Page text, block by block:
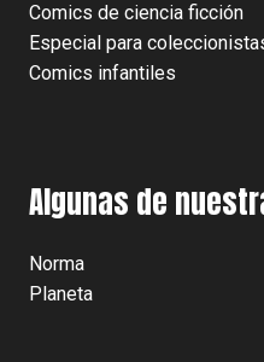
Comics de ciencia ficción
Especial para
Comics infantiles
Algunas de
Norma
Planeta